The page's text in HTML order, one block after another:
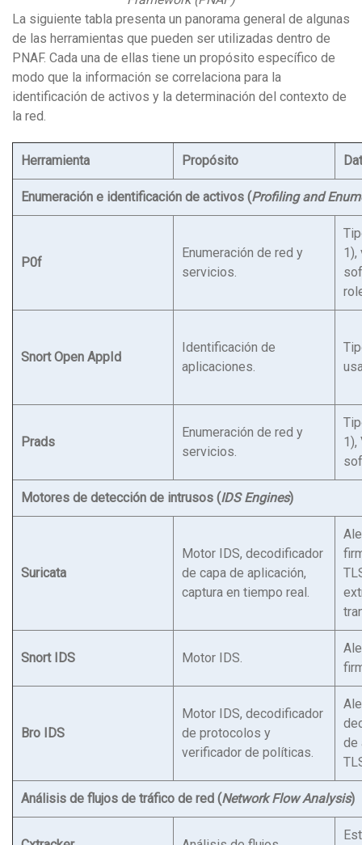
La siguiente tabla presenta un panorama general de algunas
de las herramientas que pueden ser utilizadas dentro de
PNAF. Cada una de ellas tiene un propósito específico de
modo que la información se correlaciona para la
identificación de activos y la determinación del contexto de
la red.
Herramienta Propósito
Enumeración e identificación de activos (Profiling and
P0f
Enumeración de red y
servicios.
1),
Snort Open AppId
Identificación de
aplicaciones.
Prads
Enumeración de red y
servicios.
1),
Motores de detección de intrusos (IDS Engines)
Suricata
Motor IDS, decodificador
de capa de aplicación,
captura en tiempo real.
Snort IDS Motor IDS.
Bro IDS
Motor IDS, decodificador
de protocolos y
verificador de políticas.
de
Análisis de flujos de tráfico de red (Network Flow Analysis)